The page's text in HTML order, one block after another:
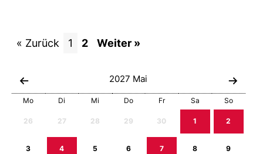
« Zurück 1 2 Weiter »
2027 Mai
Mo Di Mi Do Fr Sa So
26 27 28 29 30 1 2
3 4 5 6 7 8 9